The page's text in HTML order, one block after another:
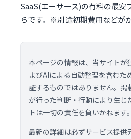
SaaS(エーサース)の有料の最安
らです。※別途初期費用などが
本ページの情報は、当サイトが
よびAIによる自動整理を含むた
証するものではありません。
が行った判断・行動により生じ
トは一切の責任を負いかねます。
最新の詳細は必ずサービス提供